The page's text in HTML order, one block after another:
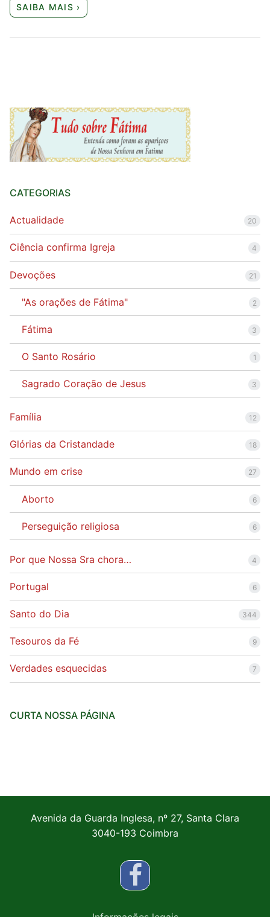
SAIBA MAIS ›
CATEGORIAS
Actualidade 20
Ciência confirma Igreja 4
Devoções 21
"As orações de Fátima" 2
Fátima 3
O Santo Rosário 1
Sagrado Coração de Jesus 3
Família 12
Glórias da Cristandade 18
Mundo em crise 27
Aborto 6
Perseguição religiosa 6
Por que Nossa Sra chora… 4
Portugal 6
Santo do Dia 344
Tesouros da Fé 9
Verdades esquecidas 7
CURTA NOSSA PÁGINA
Avenida da Guarda Inglesa, nº 27, Santa Clara
3040-193 Coimbra